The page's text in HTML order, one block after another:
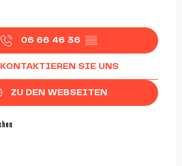
06 66 46 36 ▒▒
KONTAKTIEREN SIE UNS
ZU DEN WEBSEITEN